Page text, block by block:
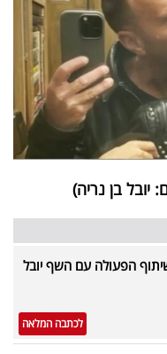
יובל בן נריה)
הפעולה עם השף יובל
לכתבה המלאה